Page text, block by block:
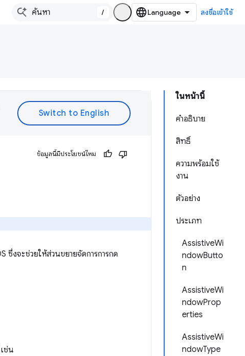
/ ลงชื่อเข้าใช้
ในหน้านี้
คำอธิบาย
สิทธิ์
ความพร้อมใช้
งาน
ตัวอย่าง
ประเภท
AssistiveWi
ndowButto
n
AssistiveWi
ndowProp
erties
AssistiveWi
ndowType
ข้อมูลนี้มีประโยชน์ไหม
ซึ่งจะช่วยให้ส่วนขยายจัดการการกด
ช่น